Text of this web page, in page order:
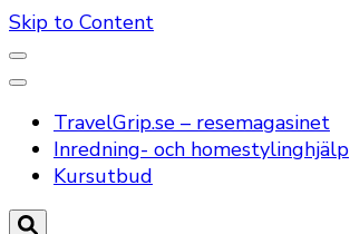
Skip to Content
TravelGrip.se – resemagasinet
Inredning- och homestylinghjälp
Kursutbud